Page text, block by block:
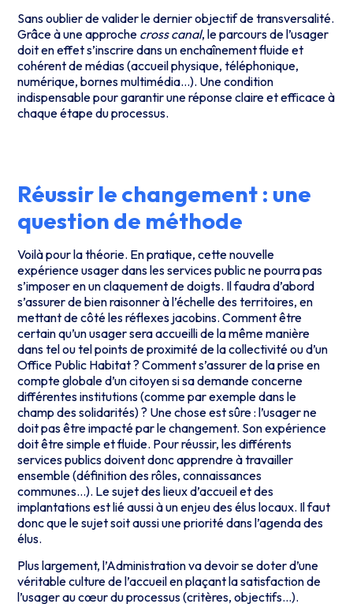
Sans oublier de valider le dernier objectif de transversalité.
Grâce à une approche cross canal, le parcours de l’usager
doit en effet s’inscrire dans un enchaînement fluide et
cohérent de médias (accueil physique, téléphonique,
numérique, bornes multimédia…). Une condition
indispensable pour garantir une réponse claire et efficace à
chaque étape du processus.
Réussir le changement : une
question de méthode
Voilà pour la théorie. En pratique, cette nouvelle
expérience usager dans les services public ne pourra pas
s’imposer en un claquement de doigts. Il faudra d’abord
s’assurer de bien raisonner à l’échelle des territoires, en
mettant de côté les réflexes jacobins. Comment être
certain qu’un usager sera accueilli de la même manière
dans tel ou tel points de proximité de la collectivité ou d’un
Office Public Habitat ? Comment s’assurer de la prise en
compte globale d’un citoyen si sa demande concerne
différentes institutions (comme par exemple dans le
champ des solidarités) ? Une chose est sûre : l’usager ne
doit pas être impacté par le changement. Son expérience
doitêtre simple et fluide. Pour réussir, les différents
services publics doivent donc apprendre à travailler
ensemble (définition des rôles, connaissances
communes…). Le sujet des lieux d’accueil et des
implantations est lié aussi à un enjeu des élus locaux. Il faut
donc que le sujet soit aussi une priorité dans l’agenda des
élus.
Plus largement, l’Administration va devoir se doter d’une
véritable culture de l’accueil en plaçant la satisfaction de
l’usager au cœur du processus (critères, objectifs…).